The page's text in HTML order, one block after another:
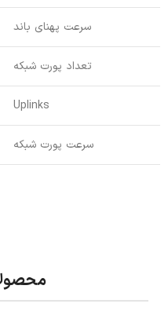
سرعت پهنای باند
تعداد پورت شبکه
Uplinks
سرعت پورت شبکه